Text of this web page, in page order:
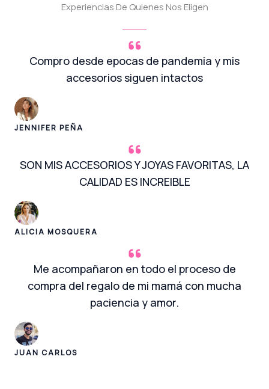
Experiencias De Quienes Nos Eligen
Compro desde epocas de pandemia y mis
accesorios siguen intactos
JENNIFER PEÑA
SON MIS ACCESORIOS Y JOYAS FAVORITAS, LA
CALIDAD ES INCREIBLE
ALICIA MOSQUERA
Me acompañaron en todo el proceso de
compra del regalo de mi mamá con mucha
paciencia y amor.
JUAN CARLOS